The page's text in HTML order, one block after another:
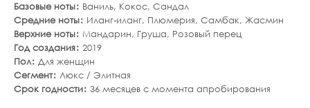
Базовые ноты
Ваниль, Кокос, Сандал
Средние ноты
Иланг-иланг, Плюмерия, Самбак, Жасмин
Верхние ноты Мандарин, Груша, Розовый перец
Год создания 2019
Пол Для женщин
Сегмент Люкс / Элитная
Срок годности 36 месяцев с момента апробирования